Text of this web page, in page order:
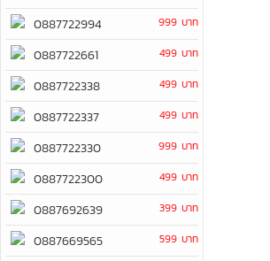
0887722994
999 บาท
0887722661 499 บาท
0887722338 499 บาท
0887722337 499 บาท
0887722330 999 บาท
0887722300 499 บาท
0887692639 399 บาท
0887669565 599 บาท